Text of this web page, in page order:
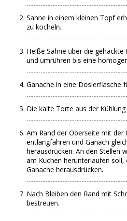
Sahne in einem kleinen Topf
zu köcheln.
Heiße Sahne über die gehackte
und umrühren bis eine
Ganache in eine Dosierflasche
Die kalte Torte aus der
Am Rand der Oberseite mit der
entlangfahren und Ganach
herausdrücken. An den Stellen
am Kuchen herunterlaufen
Ganache herausdrücken.
Nach Bleiben den Rand mit
bestreuen.